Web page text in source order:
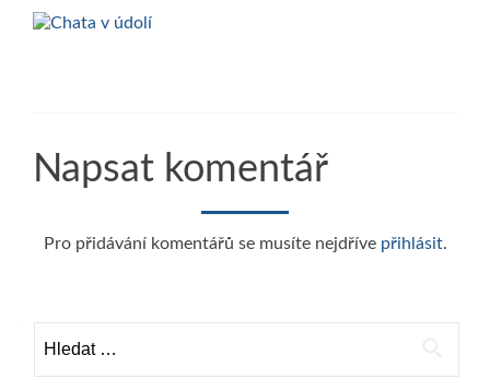
Napsat komentář
Pro přidávání komentářů se musíte nejdříve přihlásit.